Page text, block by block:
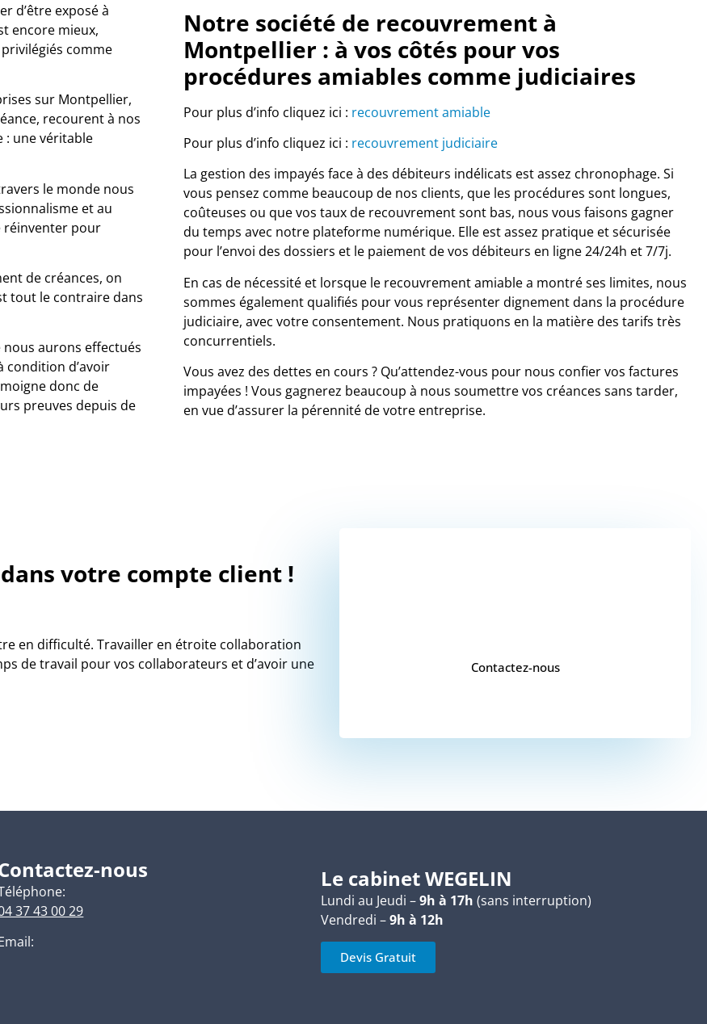
d’être exposé à
encore mieux,
comme
sur Montpellier,
recourent à nos
: une véritable
le monde nous
et au
réinventer pour
de créances, on
tout le contraire dans
aurons effectués
condition d’avoir
donc de
preuves depuis de
Notre société de recouvrement à
Montpellier : à vos côtés pour vos
procédures amiables comme judiciaires
Pour plus d’info cliquez ici : recouvrement amiable
Pour plus d’info cliquez ici : recouvrement judiciaire
La gestion des impayés face à des débiteurs indélicats est assez chronophage. Si
vous pensez comme beaucoup de nos clients, que les procédures sont longues,
coûteuses ou que vos taux de recouvrement sont bas, nous vous faisons gagner
du temps avec notre plateforme numérique. Elle est assez pratique et sécurisée
pour l’envoi des dossiers et le paiement de vos débiteurs en ligne 24/24h et 7/7j.
En cas de nécessité et lorsque le recouvrement amiable a montré ses limites, nous
sommes également qualifiés pour vous représenter dignement dans la procédure
judiciaire, avec votre consentement. Nous pratiquons en la matière des tarifs très
concurrentiels.
Vous avez des dettes en cours ? Qu’attendez-vous pour nous confier vos factures
impayées ! Vous gagnerez beaucoup à nous soumettre vos créances sans tarder,
en vue d’assurer la pérennité de votre entreprise.
votre compte client !
en difficulté. Travailler en étroite collaboration
de travail pour vos collaborateurs et d’avoir une
Contactez-nous
nous
37 43 00 29
Le cabinet WEGELIN
Lundi au Jeudi –9h à 17h (sans interruption)
Vendredi –9h à 12h
Devis Gratuit